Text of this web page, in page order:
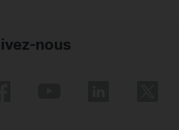
nous